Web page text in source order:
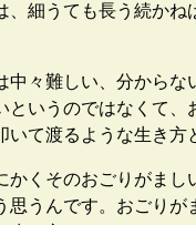
うても長う続かね
々難しい、分から
いうのではなくて
て渡るような生き方
くそのおごりがまし
うんです。おごり